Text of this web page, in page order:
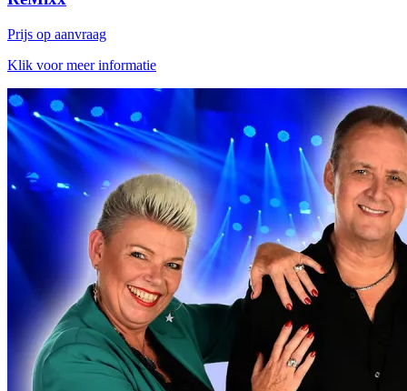
Prijs op aanvraag
Klik voor meer informatie